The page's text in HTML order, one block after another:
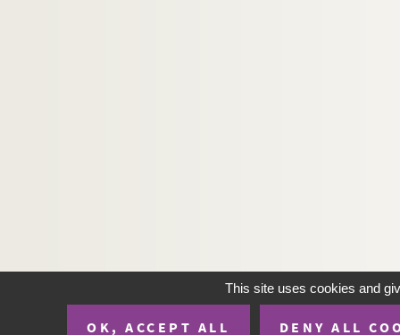
This site uses cookies and
OK, ACCEPT ALL DENY ALL